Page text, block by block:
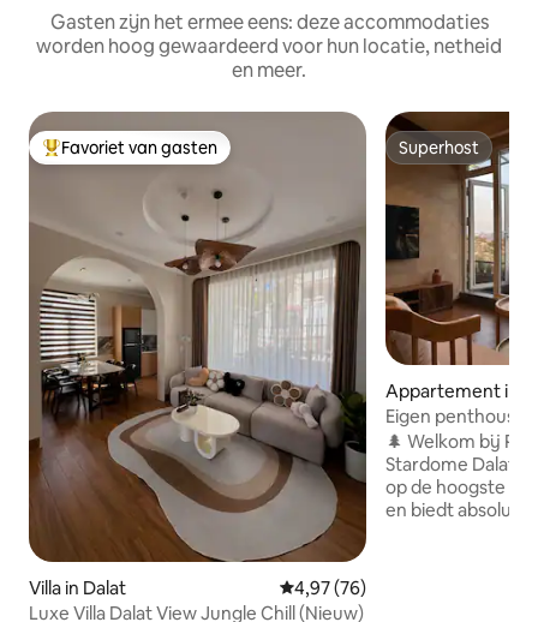
Gasten zijn het ermee eens: deze accommodaties
worden hoog gewaardeerd voor hun locatie, netheid
en meer.
Topfavoriet van gasten
Favoriet van gasten
Villa in Dalat Gemiddelde beoordeling van
4,97 (76)
Luxe Villa Dalat View Jungle Chill (Nieuw)
Superhost
Superhost
Appartement in
Eigen penthouse
verdieping | Mooi
🌲 Welkom bij
Stardome Dalat! Het appartement ligt
op de hoogste
en biedt absolute